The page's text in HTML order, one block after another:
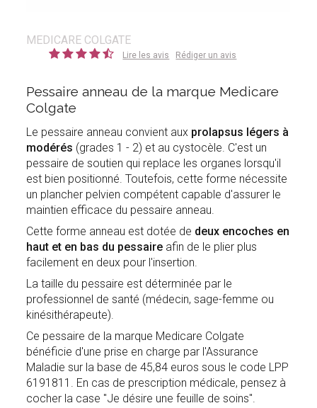
MEDICARE COLGATE
Lire les avis Rédiger un avis
Pessaire anneau de la marque Medicare
Colgate
Le pessaire anneau convient aux prolapsus légers à
modérés (grades 1 - 2) et au cystocèle. C'est un
pessaire de soutien qui replace les organes lorsqu'il
est bien positionné. Toutefois, cette forme nécessite
un plancher pelvien compétent capable d'assurer le
maintien efficace du pessaire anneau.
Cette forme anneau est dotée de deux encoches en
haut et en bas du pessaire afin de le plier plus
facilement en deux pour l'insertion.
La taille du pessaire est déterminée par le
professionnel de santé (médecin, sage-femme ou
kinésithérapeute).
Ce pessaire de la marque Medicare Colgate
bénéficie d'une prise en charge par l'Assurance
Maladie sur la base de 45,84 euros sous le code LPP
6191811. En cas de prescription médicale, pensez à
cocher la case "Je désire une feuille de soins".